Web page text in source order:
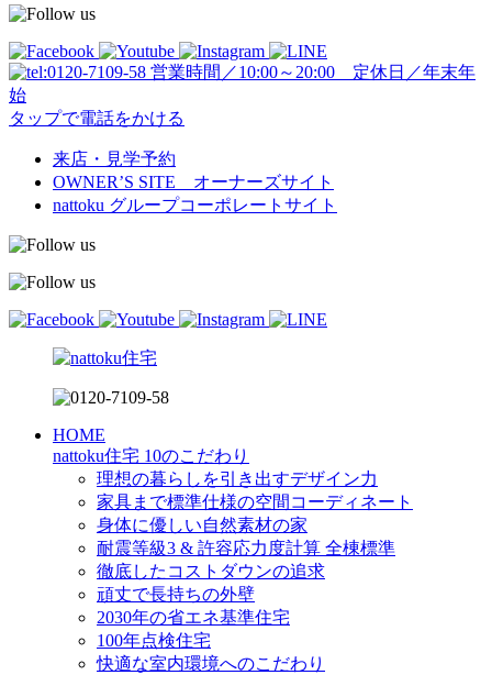
営業時間／10:00～20:00 定休日／年末年
始
タップで電話をかける
来店・見学予約
OWNER’S SITE オーナーズサイト
nattoku グループコーポレートサイト
HOME
nattoku住宅 10のこだわり
理想の暮らしを引き出すデザイン力
家具まで標準仕様の空間コーディネート
身体に優しい自然素材の家
耐震等級3 & 許容応力度計算 全棟標準
徹底したコストダウンの追求
頑丈で長持ちの外壁
2030年の省エネ基準住宅
100年点検住宅
快適な室内環境へのこだわり